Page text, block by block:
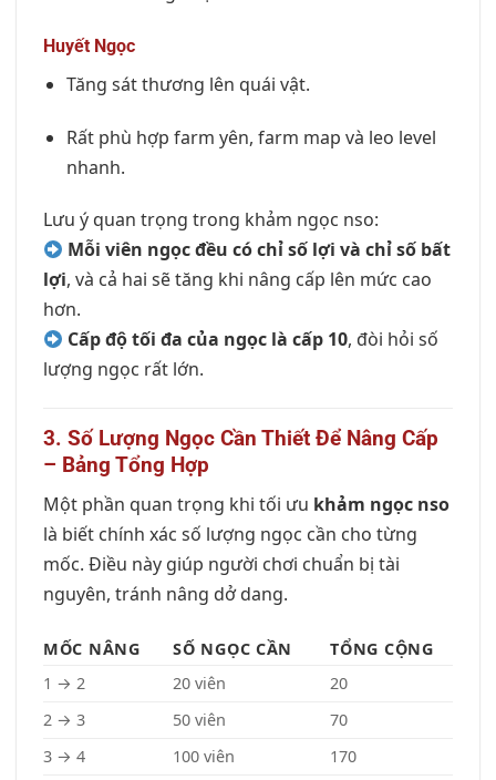
Huyết Ngọc
Tăng sát thương lên quái vật.
Rất phù hợp farm yên, farm map và leo level
nhanh.
Lưu ý quan trọng trong khảm ngọc nso:
Mỗi viên ngọc đều có chỉ số lợi và chỉ số bất
lợi, và cả hai sẽ tăng khi nâng cấp lên mức cao
hơn.
Cấp độ tối đa của ngọc là cấp 10, đòi hỏi số
lượng ngọc rất lớn.
3. Số Lượng Ngọc Cần Thiết Để Nâng Cấp
– Bảng Tổng Hợp
Một phần quan trọng khi tối ưu khảm ngọc nso
là biết chính xác số lượng ngọc cần cho từng
mốc. Điều này giúp người chơi chuẩn bị tài
nguyên, tránh nâng dở dang.
MỐC NÂNG SỐ NGỌC CẦN
TỔNG CỘNG
1 → 2
20 viên
20
2 → 3
50 viên
70
3 → 4
100 viên
170